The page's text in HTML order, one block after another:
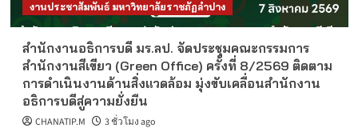
งานประชาสัมพันธ์ มหาวิทยาลัยราชภัฏลำปาง
สำนักงานอธิการบดี มร.ลป. จัดประชุมคณะกรรมการ
สำนักงานสีเขียว (Green Office) ครั้งที่ 8/2569 ติดตาม
การดำเนินงานด้านสิ่งแวดล้อม มุ่งขับเคลื่อนสำนักงาน
อธิการบดีสู่ความยั่งยืน
CHANATIP.M 3 ชั่วโมง ago